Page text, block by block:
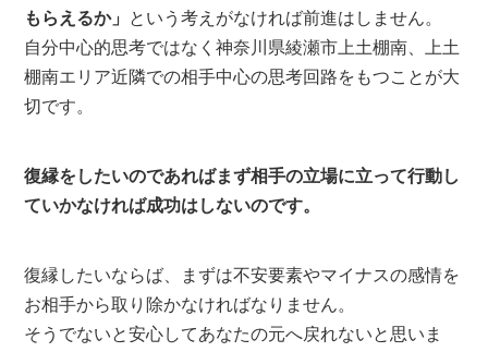
もらえるか」 という考えがなければ前進はしません。
自分中心的思考ではなく神奈川県綾瀬市上土棚南、上土
棚南エリア近隣での相手中心の思考回路をもつことが大
切です。
復縁をしたいのであればまず相手の立場に立って行動し
ていかなければ成功はしないのです。
復縁したいならば、まずは不安要素やマイナスの感情を
お相手から取り除かなければなりません。
そうでないと安心してあなたの元へ戻れないと思いま